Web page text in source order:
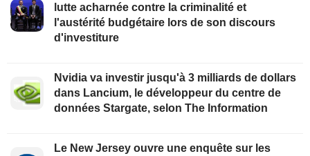
lutte acharnée contre la criminalité et
l'austérité budgétaire lors de son discours
d'investiture
Nvidia va investir jusqu'à 3 milliards de dollars
dans Lancium, le développeur du centre de
données Stargate, selon The Information
Le New Jersey ouvre une enquête sur les